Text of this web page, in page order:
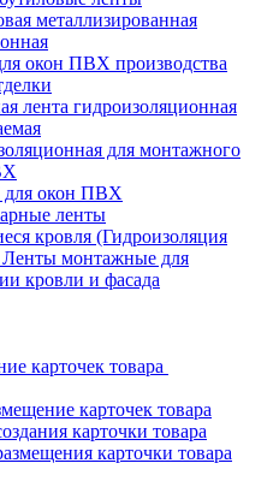
металлизированная
окон ПВХ производства
лента гидроизоляционная
для монтажного
окон ПВХ
ленты
кровля (Гидроизоляция
Ленты монтажные для
кровли и фасада
карточек товара
карточек товара
карточки товара
карточки товара